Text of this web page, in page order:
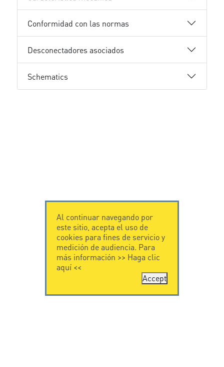
Conformidad con las normas
Desconectadores asociados
Schematics
Al continuar navegando por
este sitio, acepta el uso de
cookies para fines de servicio y
medición de audiencia. Para
más información >> Haga clic
aquí<<
Accept